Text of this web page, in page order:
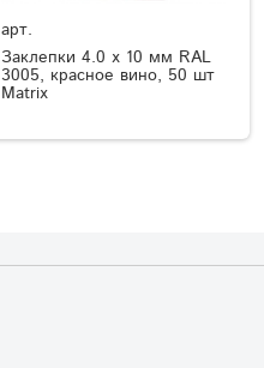
арт.
Заклепки 4.0 х 10 мм RAL
3005, красное вино, 50 шт
Matrix